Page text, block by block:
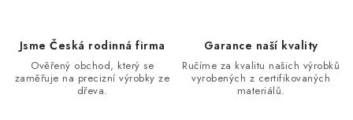
Jsme Česká rodinná firma
Ověřený obchod, který se
zaměřuje na precizní výrobky ze
dřeva.
Garance naší kvality
Ručíme za kvalitu našich výrobků
vyrobených z certifikovaných
materiálů.